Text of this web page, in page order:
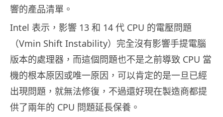
響的產品清單。
Intel 表示，影響 13 和 14 代 CPU 的電壓問題
（Vmin Shift Instability）完全沒有影響手提電腦
版本的處理器，而這個問題也不是之前導致 CPU 當
機的根本原因或唯一原因，可以肯定的是一旦已經
出現問題，就無法修復，不過還好現在製造商都提
供了兩年的 CPU 問題延長保養。